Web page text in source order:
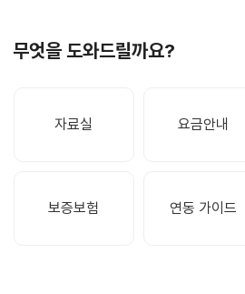
무엇을 도와드릴까요?
자료실 요금안내
보증보험 연동 가이드